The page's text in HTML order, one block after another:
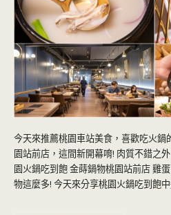
今天來推薦桃園車站美食，喜歡吃火鍋
園站前店，這間新開幕唷! 肉質不錯之
園火鍋吃到飽 金蒔鍋物桃園站前店 雞
物這麼多! 今天來分享桃園火鍋吃到飽